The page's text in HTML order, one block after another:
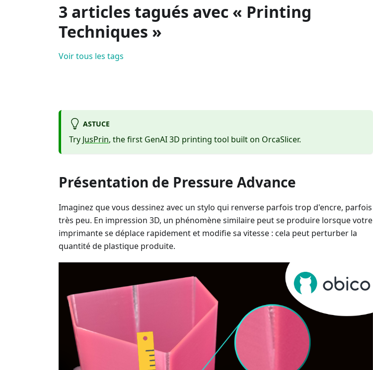
3 articles tagués avec « Printing
Techniques »
Voir tous les tags
ASTUCE
Try JusPrin, the first GenAI 3D printing tool built on OrcaSlicer.
Présentation de Pressure Advance
Imaginez que vous dessinez avec un stylo qui renverse parfois trop d'encre, parfois
très peu. En impression 3D, un phénomène similaire peut se produire lorsque votre
imprimante se déplace rapidement et modifie sa vitesse : cela peut perturber la
quantité de plastique produite.